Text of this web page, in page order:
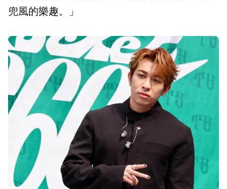
兜風的樂趣。」